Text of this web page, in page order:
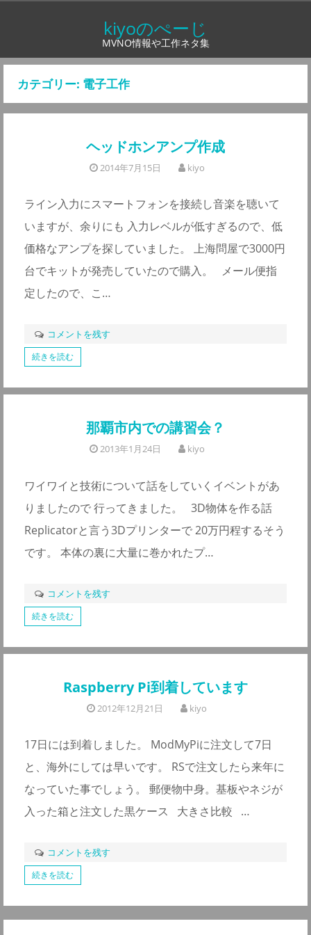
ン
へ
kiyoのぺーじ
MVNO情報や工作ネタ集
カテゴリー: 電子工作
ヘッドホンアンプ作成
2014年7月15日 kiyo
ライン入力にスマートフォンを接続し音楽を聴いて
いますが、余りにも 入力レベルが低すぎるので、低
価格なアンプを探していました。 上海問屋で3000円
台でキットが発売していたので購入。 メール便指
定したので、こ…
コメントを残す
続きを読む
那覇市内での講習会？
2013年1月24日 kiyo
ワイワイと技術について話をしていくイベントがあ
りましたので 行ってきました。 3D物体を作る話
Replicatorと言う3Dプリンターで 20万円程するそう
です。 本体の裏に大量に巻かれたプ…
コメントを残す
続きを読む
Raspberry Pi到着しています
2012年12月21日 kiyo
17日には到着しました。 ModMyPiに注文して7日
と、海外にしては早いです。 RSで注文したら来年に
なっていた事でしょう。 郵便物中身。基板やネジが
入った箱と注文した黒ケース 大きさ比較 …
コメントを残す
続きを読む